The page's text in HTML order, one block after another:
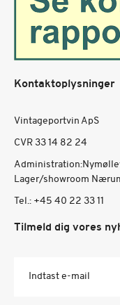
Kontaktoplysninger
Vintageportvin ApS
CVR 33 14 82 24
Lager/showroom
Tel.: +45 40 22 33 11
Tilmeld dig vores
Indtast e-mail